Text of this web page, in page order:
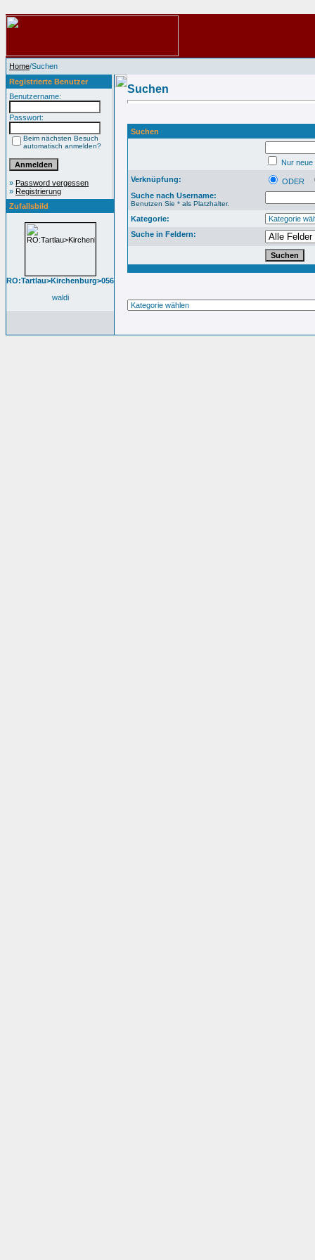
Home/Suchen
Registrierte Benutzer
Benutzername:
Passwort:
Beim nächsten Besuch
automatisch anmelden?
» Password vergessen
» Registrierung
Zufallsbild
RO:Tartlau>Kirchenburg>056
waldi
Suchen
Suchen
Nur neue
Verknüpfung:
ODER
Suche nach Username:
Benutzen Sie * als Platzhalter.
Kategorie:
Suche in Feldern: